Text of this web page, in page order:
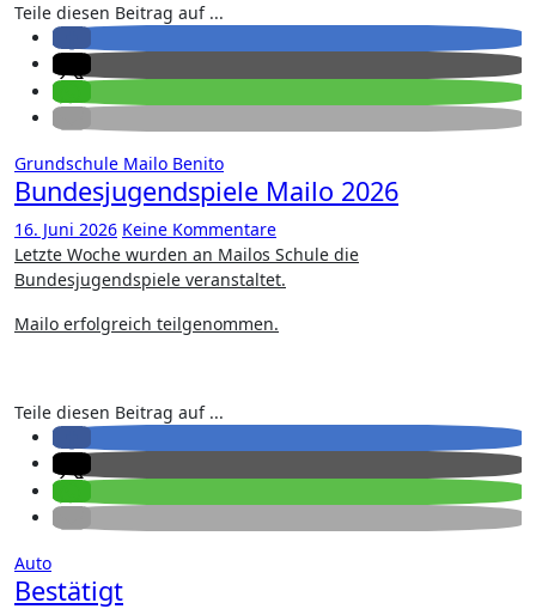
Teile diesen Beitrag auf ...
Grundschule Mailo Benito
Bundesjugendspiele Mailo 2026
16. Juni 2026 Keine Kommentare
Letzte Woche wurden an Mailos Schule die
Bundesjugendspiele veranstaltet.
Mailo erfolgreich teilgenommen.
Teile diesen Beitrag auf ...
Auto
Bestätigt